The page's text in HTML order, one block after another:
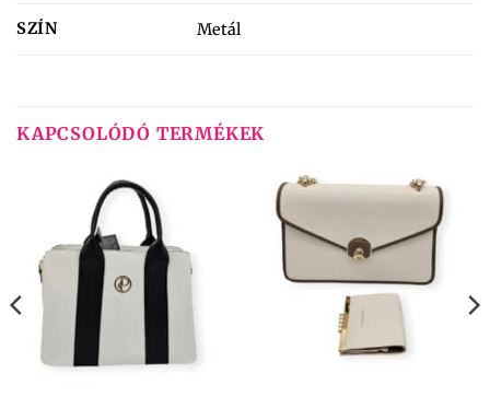
SZÍN Metál
KAPCSOLÓDÓ TERMÉKEK